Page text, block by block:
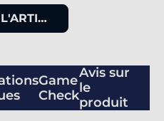
Game
Check
Avis sur
le
produit